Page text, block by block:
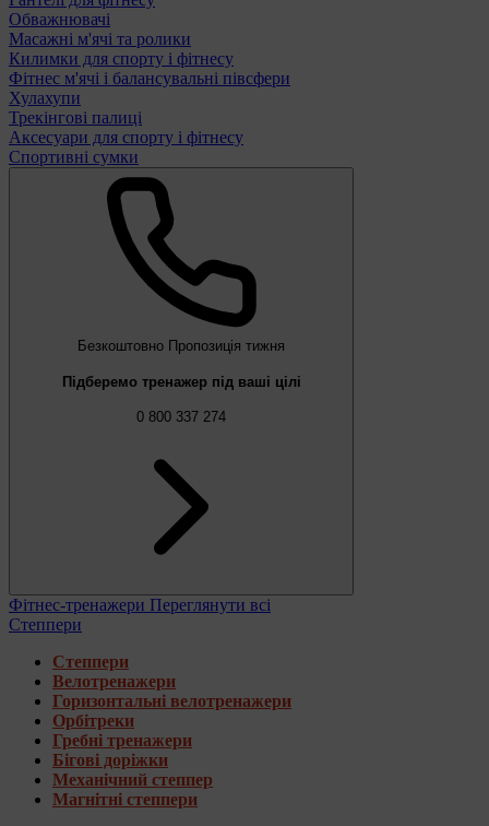
Обважнювачі
Масажні м'ячі та ролики
Килимки для спорту і фітнесу
Фітнес м'ячі і балансувальні півсфери
Хулахупи
Трекінгові палиці
Аксесуари для спорту і фітнесу
Спортивні сумки
Безкоштовно Пропозиція тижня
Підберемо тренажер під ваші цілі
0 800 337 274
Фітнес-тренажери Переглянути всі
Степпери
Степпери
Велотренажери
Горизонтальні велотренажери
Орбітреки
Гребні тренажери
Бігові доріжки
Механічний степпер
Магнітні степпери